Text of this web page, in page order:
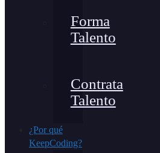
Forma
Talento
Contrata
Talento
¿Por qué
KeepCoding?